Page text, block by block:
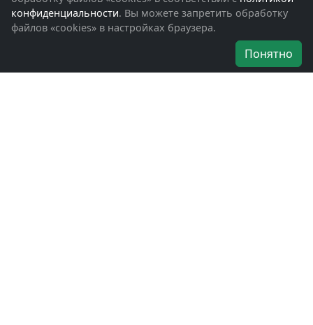
Помощь участникам СВО и их семьям
Об организации
Наши награды
конфиденциальности. Вы можете запретить обработку
файлов «cookies» в настройках браузера.
Понятно